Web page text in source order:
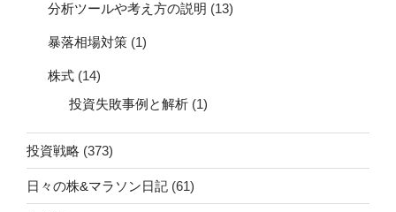
分析ツールや考え方の説明 (13)
暴落相場対策 (1)
株式 (14)
投資失敗事例と解析 (1)
投資戦略 (373)
日々の株&マラソン日記 (61)